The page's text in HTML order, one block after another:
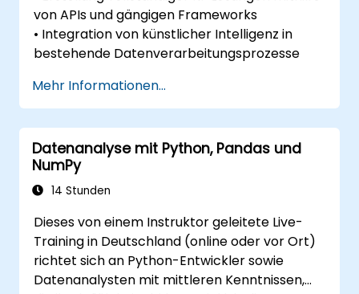
von APIs und gängigen Frameworks
• Integration von künstlicher Intelligenz in
bestehende Datenverarbeitungsprozesse
Mehr Informationen...
Datenanalyse mit Python, Pandas und
NumPy
14 Stunden
Dieses von einem Instruktor geleitete Live-
Training in Deutschland (online oder vor Ort)
richtet sich an Python-Entwickler sowie
Datenanalysten mit mittleren Kenntnissen,